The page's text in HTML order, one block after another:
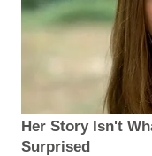
Her Story Isn't
Surprised